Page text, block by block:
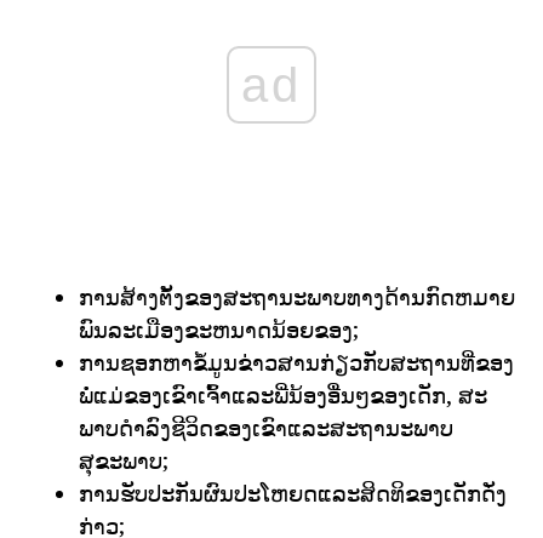
ad
ການສ້າງຕັ້ງຂອງສະຖານະພາບທາງດ້ານກົດຫມາຍ
ພົນລະເມືອງຂະຫນາດນ້ອຍຂອງ;
ການຊອກຫາຂໍ້ມູນຂ່າວສານກ່ຽວກັບສະຖານທີ່ຂອງ
ພໍ່ແມ່ຂອງເຂົາເຈົ້າແລະພີ່ນ້ອງອື່ນໆຂອງເດັກ, ສະ
ພາບດໍາລົງຊີວິດຂອງເຂົາແລະສະຖານະພາບ
ສຸຂະພາບ;
ການຮັບປະກັນຜົນປະໂຫຍດແລະສິດທິຂອງເດັກດັ່ງ
ກ່າວ;